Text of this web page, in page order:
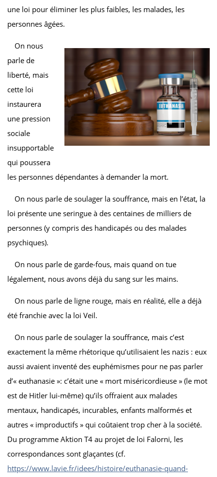
une loi pour éliminer les plus faibles, les malades, les
personnes âgées.
On nous
parle de
liberté, mais
cette loi
instaurera
une pression
sociale
insupportable
qui poussera
les personnes dépendantes à demander la mort.
On nous parle de soulager la souffrance, mais en l’état, la
loi présente une seringue à des centaines de milliers de
personnes (y compris des handicapés ou des malades
psychiques).
On nous parle de garde-fous, mais quand on tue
légalement, nous avons déjà du sang sur les mains.
On nous parle de ligne rouge, mais en réalité, elle a déjà
été franchie avec la loi Veil.
On nous parle de soulager la souffrance, mais c’est
exactement la même rhétorique qu’utilisaient les nazis : eux
aussi avaient inventé des euphémismes pour ne pas parler
d’« euthanasie »: c’était une « mort miséricordieuse » (le mot
est de Hitler lui-même) qu’ils offraient aux malades
mentaux, handicapés, incurables, enfants malformés et
autres « improductifs » qui coûtaient trop cher à la société.
Du programme Aktion T4 au projet de loi Falorni, les
correspondances sont glaçantes (cf.
https://www.lavie.fr/idees/histoire/euthanasie-quand-